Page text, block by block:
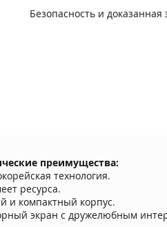
Безопасность и доказанная
преимущества:
технология.
ресурса.
и компактный корпус.
экран с дружелюбным